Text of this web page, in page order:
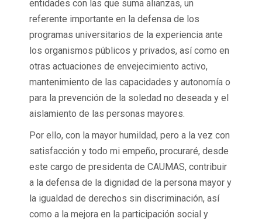
entidades con las que suma alianzas, un
referente importante en la defensa de los
programas universitarios de la experiencia ante
los organismos públicos y privados, así como en
otras actuaciones de envejecimiento activo,
mantenimiento de las capacidades y autonomía o
para la prevención de la soledad no deseada y el
aislamiento de las personas mayores.
Por ello, con la mayor humildad, pero a la vez con
satisfacción y todo mi empeño, procuraré, desde
este cargo de presidenta de CAUMAS, contribuir
a la defensa de la dignidad de la persona mayor y
la igualdad de derechos sin discriminación, así
como a la mejora en la participación social y